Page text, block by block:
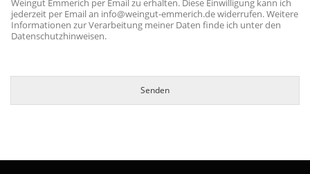
Weingut Emmerich per Email zu erhalten. Diese Einwilligung kann ich
jederzeit per Email an info@weingut-emmerich.dewiderrufen. Weitere
Informationen zur Verarbeitung meiner Daten finde ich unter den
Datenschutzhinweisen.
Senden